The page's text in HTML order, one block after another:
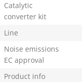
Catalytic
converter kit
Line
Noise emissions
EC approval
Product info